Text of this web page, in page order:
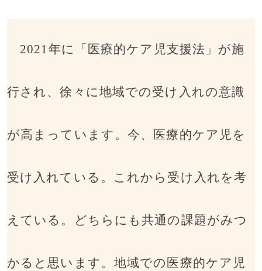
2021 年に「医療的ケア児支援法」が施
行され、徐々に地域での受け入れの意識
が高まっています。今、医療的ケア児を
受け入れている。これから受け入れを考
えている。どちらにも共通の課題がみつ
かると思います。地域での医療的ケア児